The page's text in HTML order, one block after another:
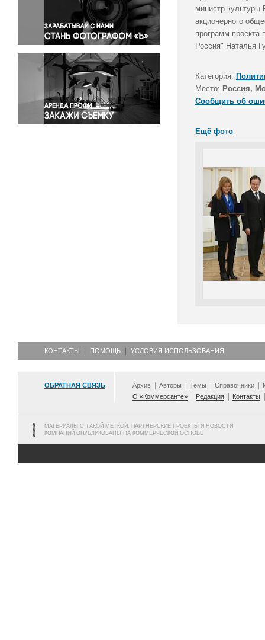
Правосудие
Происшествия и конфликты
Религия
Светская жизнь
Спорт
Экология
Экономика и бизнес
министр
акционерного
программ проекта
Россия" Наталья
Категория:
Место: Россия,
Сообщить об
Ещё фото
КОНТАКТЫ ПОМОЩЬ УСЛОВИЯ ИСПОЛЬЗОВАНИЯ
ОБРАТНАЯ СВЯЗЬ Архив Авторы Темы Справочники
О «Коммерсанте»
Редакция Контакты
МАТЕРИАЛЫ С ТАКОЙ МЕТКОЙ, ПАРТНЕРСКИЕ ПРОЕКТЫ И НОВОСТИ
КОМПАНИЙ ОПУБЛИКОВАНЫ НА КОММЕРЧЕСКОЙ ОСНОВЕ